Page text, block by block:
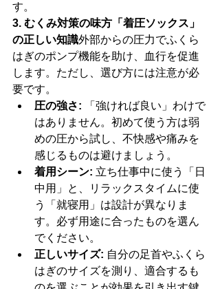
す。
3. むくみ対策の味方「着圧ソックス」
の正しい知識外部からの圧力でふくら
はぎのポンプ機能を助け、血行を促進
します。ただし、選び方には注意が必
要です。
圧の強さ: 「強ければ良い」わけで
はありません。初めて使う方は弱
めの圧から試し、不快感や痛みを
感じるものは避けましょう。
着用シーン: 立ち仕事中に使う「日
中用」と、リラックスタイムに使
う「就寝用」は設計が異なりま
す。必ず用途に合ったものを選ん
でください。
正しいサイズ: 自分の足首やふくら
はぎのサイズを測り、適合するも